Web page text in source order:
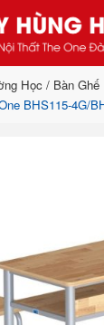
Học / Bàn
BHS115-4G/